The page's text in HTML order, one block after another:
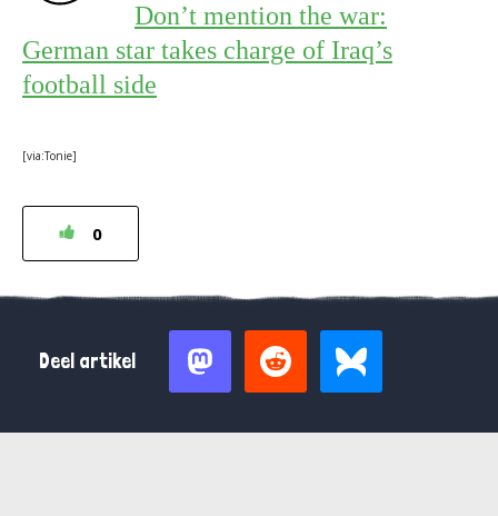
Don’t mention the war:
German star takes charge of Iraq’s
football side
[via:Tonie]
0
Deel artikel